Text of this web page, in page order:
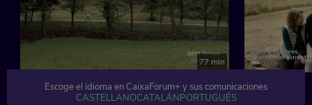
77 min
Escoge el idioma en CaixaForum+ y sus comunicaciones
CASTELLANOCATALÁNPORTUGUÉS